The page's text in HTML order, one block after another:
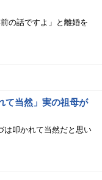
の話ですよ」と離婚を
て当然」実の祖母が
は叩かれて当然だと思い